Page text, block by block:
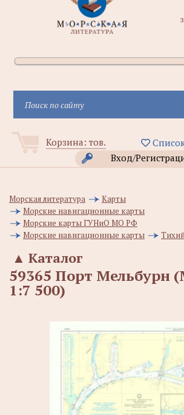
Корзина: тов.
Вход/
Морская литература
Карты
Морские навигационные карты
Морские карты ГУНиО МО РФ
Морские навигационные карты
Каталог
▲
59365 Порт Мельбурн
1:7 500)